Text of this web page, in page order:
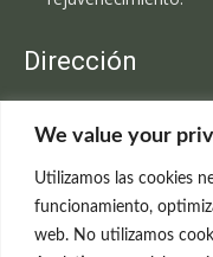
We value your
Utilizamos las cookies
funcionamiento,
web. No utilizamos
Dirección
C/Claudio
699 595 619